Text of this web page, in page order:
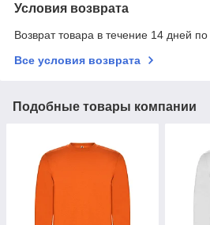
Условия возврата
Возврат товара в течение 14 дней
Все условия возврата
Подобные товары компании